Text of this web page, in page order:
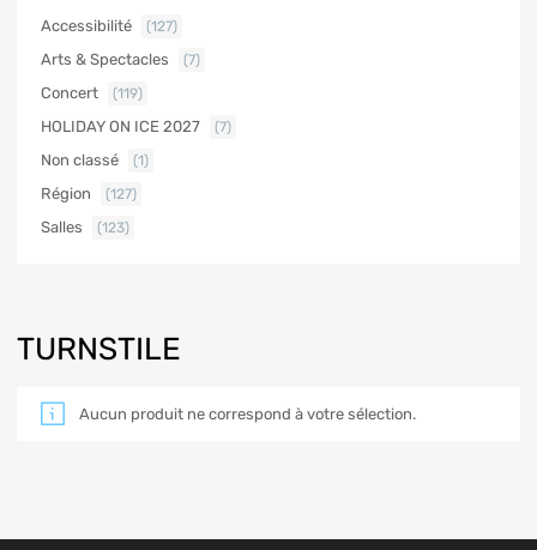
TURNSTILE
Aucun produit ne correspond à votre sélection.
Accessibilité (127)
Arts & Spectacles (7)
Concert (119)
HOLIDAY ON ICE 2027 (7)
Non classé (1)
Région (127)
Salles (123)